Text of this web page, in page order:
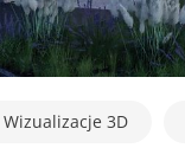
Wizualizacje 3D